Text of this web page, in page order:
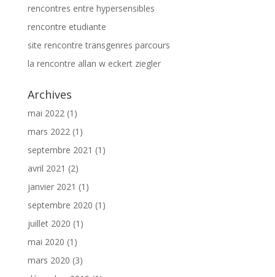
rencontres entre hypersensibles
rencontre etudiante
site rencontre transgenres parcours
la rencontre allan w eckert ziegler
Archives
mai 2022(1)
mars 2022(1)
septembre 2021 (1)
avril 2021 (2)
janvier 2021 (1)
septembre 2020 (1)
juillet 2020 (1)
mai 2020 (1)
mars 2020 (3)